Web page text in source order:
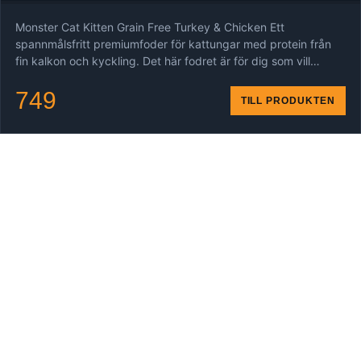
Monster Cat Kitten Grain Free Turkey & Chicken Ett
spannmålsfritt premiumfoder för kattungar med protein från
fin kalkon och kyckling. Det här fodret är för dig som vill…
749 TILL PRODUKTEN